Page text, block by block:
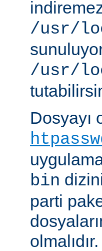
/usr/
/usr/
Dosyayı
bin
parti
olmalıdır.